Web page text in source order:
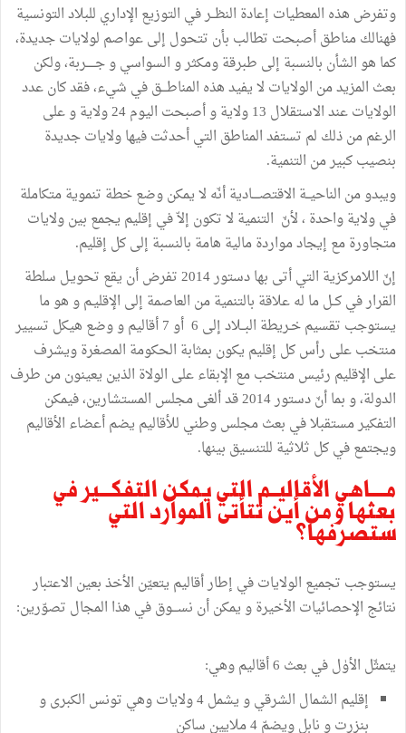
وتفرض هذه المعطيات إعادة النظــرفي التوزيع الإداري للبلادالتونسية
فهنالكمناطقأصبحت تطالب بأن تتحول إلىعواصم لولاياتجديدة،
كما هوالشأن بالنسبة إلى طبرقةومكثروالسواسيوجـــــربة،ولكن
بعث المزيدمن الولايات لايفيدهذه المناطـــقفي شيء،فقدكانعدد
الولاياتعندالاستقلال 13ولايةوأصبحت اليوم24ولايةوعلى
الرغممنذلك لم تستفدالمناطق التيأحدثتفيهاولاياتجديدة
بنصيبكبيرمن التنمية.
ويبدومن الناحيــة الاقتصــــاديةأنّه لايمكنوضعخطة تنمويةمتكاملة
فيولايةواحدة ،لأنّ التنمية لاتكون إلاّفي إقليم يجمع بينولايات
متجاورةمع إيجادمواردةمالية هامة بالنسبة إلىكل إقليم.
إنّ اللامركزية التيأتى بهادستور2014تفرضأن يقع تحويـل سلطة
القرارفيكــلما لهعلاقة بالتنميةمن العاصمة إلى الإقليـموهوما
يستوجب تقسيمخـريطة البــلادإلى 6 أو7أقاليمووضع هيكل تسيير
منتخبعلى رأسكل إقليم يكون بمثابة الحكومة المصغرةويشرف
على الإقليم رئيسمنتخبمع الإبقاءعلى الولاة الذين يعينونمن طرف
الدولة،وبماأنّدستور2014قدألغىمجلس المستشارين،فيمكن
التفكيرمستقبلافي بعثمجلسوطني للأقاليم يضمأعضاء الأقاليم
ويجتمعفيكل ثلاثية للتنسيق بينها.
مــــاهي الأقاليــم التي يمكن التفكـــير في
بعثهاومن أين تتأتى الموارد التي
ستصرفها؟
يستوجب تجميع الولاياتفي إطارأقاليم يتعيّن الأخذبعين الاعتبار
نتائج الإحصائيات الأخيرةويمكنأن نســـوقفي هذا المجال تصوّرين:
يتمثّل الأوٰلفي بعث 6أقاليموهي:
إقليم الشمال الشرقيويشمل4ولاياتوهي تونس الكبرىو
بنزرتونابلويضمّ4ملايين ساكن